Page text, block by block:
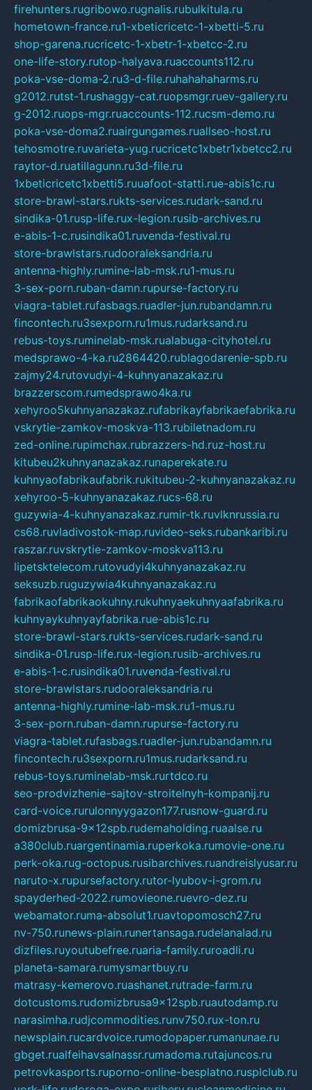
firehunters.rugribowo.rugnalis.rubulkitula.ru
hometown-france.ru1-xbeticricetc-1-xbetti-5.ru
shop-garena.rucricetc-1-xbetr-1-xbetcc-2.ru
one-life-story.rutop-halyava.ruaccounts112.ru
poka-vse-doma-2.ru3-d-file.ruhahahaharms.ru
g2012.rutst-1.rushaggy-cat.ruopsmgr.ruev-gallery.ru
g-2012.ruops-mgr.ruaccounts-112.rucsm-demo.ru
poka-vse-doma2.ruairgungames.ruallseo-host.ru
tehosmotre.ruvarieta-yug.rucricetc1xbetr1xbetcc2.ru
raytor-d.ruatillagunn.ru3d-file.ru
1xbeticricetc1xbetti5.ruuafoot-statti.rue-abis1c.ru
store-brawl-stars.rukts-services.rudark-sand.ru
sindika-01.rusp-life.rux-legion.rusib-archives.ru
e-abis-1-c.rusindika01.ruvenda-festival.ru
store-brawlstars.rudooraleksandria.ru
antenna-highly.rumine-lab-msk.ru1-mus.ru
3-sex-porn.ruban-damn.rupurse-factory.ru
viagra-tablet.rufasbags.ruadler-jun.rubandamn.ru
fincontech.ru3sexporn.ru1mus.rudarksand.ru
rebus-toys.ruminelab-msk.rualabuga-cityhotel.ru
medsprawo-4-ka.ru2864420.rublagodarenie-spb.ru
zajmy24.rutovudyi-4-kuhnyanazakaz.ru
brazzerscom.rumedsprawo4ka.ru
xehyroo5kuhnyanazakaz.rufabrikayfabrikaefabrika.ru
vskrytie-zamkov-moskva-113.rubiletnadom.ru
zed-online.rupimchax.rubrazzers-hd.ruz-host.ru
kitubeu2kuhnyanazakaz.runaperekate.ru
kuhnyaofabrikaufabrik.rukitubeu-2-kuhnyanazakaz.ru
xehyroo-5-kuhnyanazakaz.rucs-68.ru
guzywia-4-kuhnyanazakaz.rumir-tk.ruvlknrussia.ru
cs68.ruvladivostok-map.ruvideo-seks.rubankaribi.ru
raszar.ruvskrytie-zamkov-moskva113.ru
lipetsktelecom.rutovudyi4kuhnyanazakaz.ru
seksuzb.ruguzywia4kuhnyanazakaz.ru
fabrikaofabrikaokuhny.rukuhnyaekuhnyaafabrika.ru
kuhnyaykuhnyayfabrika.rue-abis1c.ru
store-brawl-stars.rukts-services.rudark-sand.ru
sindika-01.rusp-life.rux-legion.rusib-archives.ru
e-abis-1-c.rusindika01.ruvenda-festival.ru
store-brawlstars.rudooraleksandria.ru
antenna-highly.rumine-lab-msk.ru1-mus.ru
3-sex-porn.ruban-damn.rupurse-factory.ru
viagra-tablet.rufasbags.ruadler-jun.rubandamn.ru
fincontech.ru3sexporn.ru1mus.rudarksand.ru
rebus-toys.ruminelab-msk.rurtdco.ru
seo-prodvizhenie-sajtov-stroitelnyh-kompanij.ru
card-voice.rurulonnyygazon177.rusnow-guard.ru
domizbrusa-9x12spb.rudemaholding.ruaalse.ru
a380club.ruargentinamia.ruperkoka.rumovie-one.ru
perk-oka.rug-octopus.rusibarchives.ruandreislyusar.ru
naruto-x.rupursefactory.rutor-lyubov-i-grom.ru
spayderhed-2022.rumovieone.ruevro-dez.ru
webamator.ruma-absolut1.ruavtopomosch27.ru
nv-750.runews-plain.runertansaga.rudelanalad.ru
dizfiles.ruyoutubefree.ruaria-family.ruroadli.ru
planeta-samara.rumysmartbuy.ru
matrasy-kemerovo.ruashanet.rutrade-farm.ru
dotcustoms.rudomizbrusa9x12spb.ruautodamp.ru
narasimha.rudjcommodities.runv750.rux-ton.ru
newsplain.rucardvoice.rumodopaper.rumanunae.ru
gbget.rualfeihavsalnassr.rumadoma.rutajuncos.ru
petrovkasports.ruporno-online-besplatno.rusplclub.ru